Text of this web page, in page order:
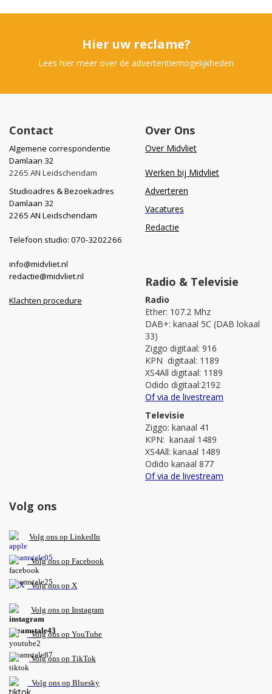
Hier uw reclame?
Lees hier meer over de advertentiemogelijkheden
Contact
Algemene correspondentie
Damlaan 32
2265 AN Leidschendam
Studioadres & Bezoekadres
Damlaan 32
2265 AN Leidschendam
Telefoon studio: 070-3202266
info@midvliet.nl
redactie@midvliet.nl
Klachten procedure
Over Ons
Over Midvliet
Werken bij Midvliet
Adverteren
Vacatures
Redactie
Radio & Televisie
Radio
Ether: 107.2 Mhz
DAB+: kanaal 5C (DAB lokaal
33)
Ziggo digitaal: 916
KPN digitaal: 1189
XS4All digitaal: 1189
Odido digitaal:2192
Of via de livestream
Televisie
Ziggo: kanaal 41
KPN: kanaal 1489
XS4All: kanaal 1489
Odido kanaal 877
Of via de livestream
Volg ons
Volg ons op LinkedIn
Volg ons op Facebook
Volg ons op X
Volg ons op Instagram
Volgons op YouTube
Volg ons op TikTok
Volg ons op Bluesky